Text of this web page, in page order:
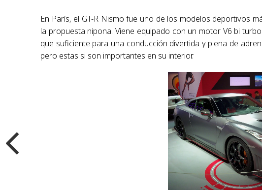
En París, el GT-R Nismo fue uno de los modelos deportivos
la propuesta nipona. Viene equipado con un motor V6 bi
que suficiente para una conducción divertida y plena de
pero estas si son importantes en su interior.